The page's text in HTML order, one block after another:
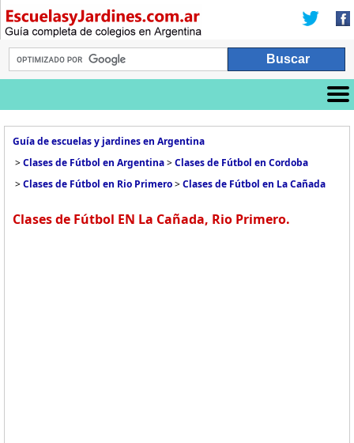
Guía de escuelas y jardines en Argentina
>Clases de Fútbol en Argentina>Clases de Fútbol en Cordoba
>Clases de Fútbol en Rio Primero>Clases de Fútbol en La Cañada
Clases de Fútbol EN La Cañada, Rio Primero.